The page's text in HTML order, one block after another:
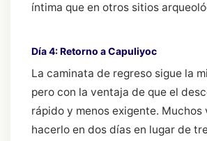
íntima que en otros sitios
Día 4: Retorno a Capuliyoc
La caminata de regreso sigue la
pero con la ventaja de que el
rápido y menos exigente. Muchos
hacerlo en dos días en lugar de